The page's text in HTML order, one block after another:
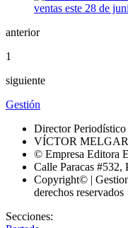
anterior
1
siguiente
Gestión
Director Periodístico
VÍCTOR
© Empresa Editora
Calle Paracas
Copyright© |
derechos reservados
Secciones: